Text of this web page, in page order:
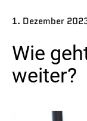
Kontakt
1. Dezember
Wie
weiter?